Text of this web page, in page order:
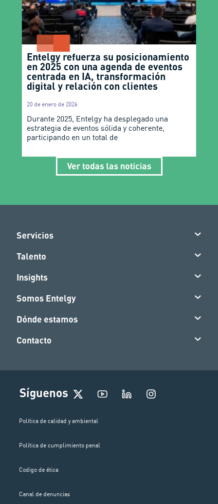
Entelgy refuerza su posicionamiento
en 2025 con una agenda de eventos
centrada en IA, transformación
digital y relación con clientes
20 de enero de 2026
Durante 2025, Entelgy ha desplegado una
estrategia de eventos sólida y coherente,
participando en un total de
Ver todas las noticias
Servicios
Talento
Insights
Somos Entelgy
Dónde estamos
Contacto
Síguenos
I
n
Política de calidad y ambiental
Política de cumplimiento penal
Codigo de ética
Canal de denuncias